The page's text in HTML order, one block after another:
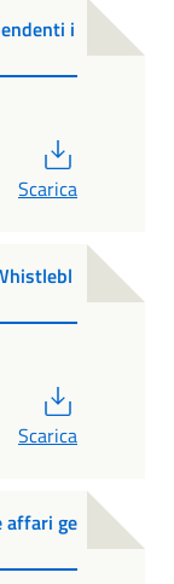
i
Scarica
Scarica
affari ge